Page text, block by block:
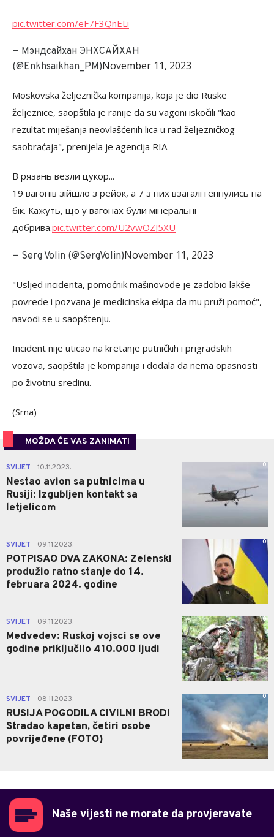
pic.twitter.com/eF7F3QnELi
— Мэндсайхан ЭНХСАЙХАН
(@Enkhsaikhan_PM)November 11, 2023
Moskovska željeznička kompanija, koja je dio Ruske
željeznice, saopštila je ranije da su vagoni iskočili "kao
rezultat miješanja neovlašćenih lica u rad željezničkog
saobraćaja", prenijela je agencija RIA.
В рязань везли цукор...
19 вагонів зійшло з рейок, а 7 з них взагалі гепнулись на
бік. Кажуть, що у вагонах були мінеральні
добрива.pic.twitter.com/U2vwOZJ5XU
— Serg Volin (@SergVolin)November 11, 2023
"Usljed incidenta, pomoćnik mašinovođe je zadobio lakše
povrede i pozvana je medicinska ekipa da mu pruži pomoć",
navodi se u saopštenju.
Incident nije uticao na kretanje putničkih i prigradskih
vozova, saopštila je kompanija i dodala da nema opasnosti
po životnu sredinu.
(Srna)
MOŽDA ĆE VAS ZANIMATI
SVIJET 10.11.2023.
Nestao avion sa putnicima u
Rusiji: Izgubljen kontakt sa
letjelicom
0
SVIJET 09.11.2023.
POTPISAO DVA ZAKONA: Zelenski
produžio ratno stanje do 14.
februara 2024. godine
0
SVIJET 09.11.2023.
Medvedev: Ruskoj vojsci se ove
godine priključilo 410.000 ljudi
0
SVIJET 08.11.2023.
RUSIJA POGODILA CIVILNI BROD!
Stradao kapetan, četiri osobe
povrijeđene (FOTO)
0
Naše vijesti ne morate da provjeravate